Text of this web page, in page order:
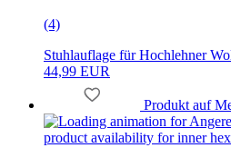
(4)
Stuhlauflage für Hochlehner
44,99 EUR
Produkt auf